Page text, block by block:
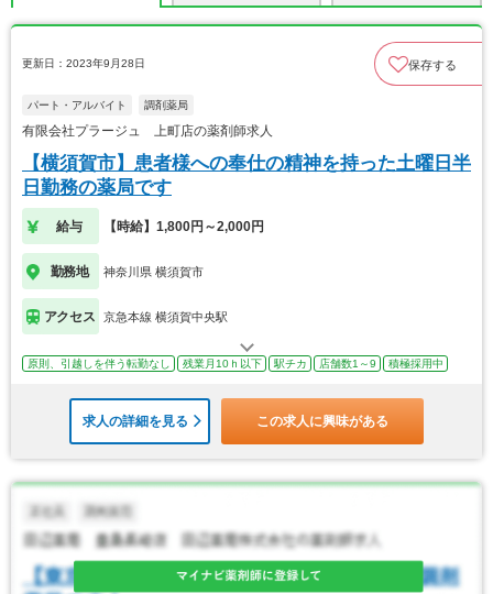
更新日：2023年9月28日 保存する
パート・アルバイト 調剤薬局
有限会社プラージュ 上町店の薬剤師求人
【横須賀市】患者様への奉仕の精神を持った土曜日半
日勤務の薬局です
給与 【時給】1,800円～2,000円
勤務地 神奈川県 横須賀市
アクセス 京急本線 横須賀中央駅
原則、引越しを伴う転勤なし 残業月10ｈ以下 駅チカ 店舗数1～9 積極採用中
求人の詳細を見る この求人に興味がある